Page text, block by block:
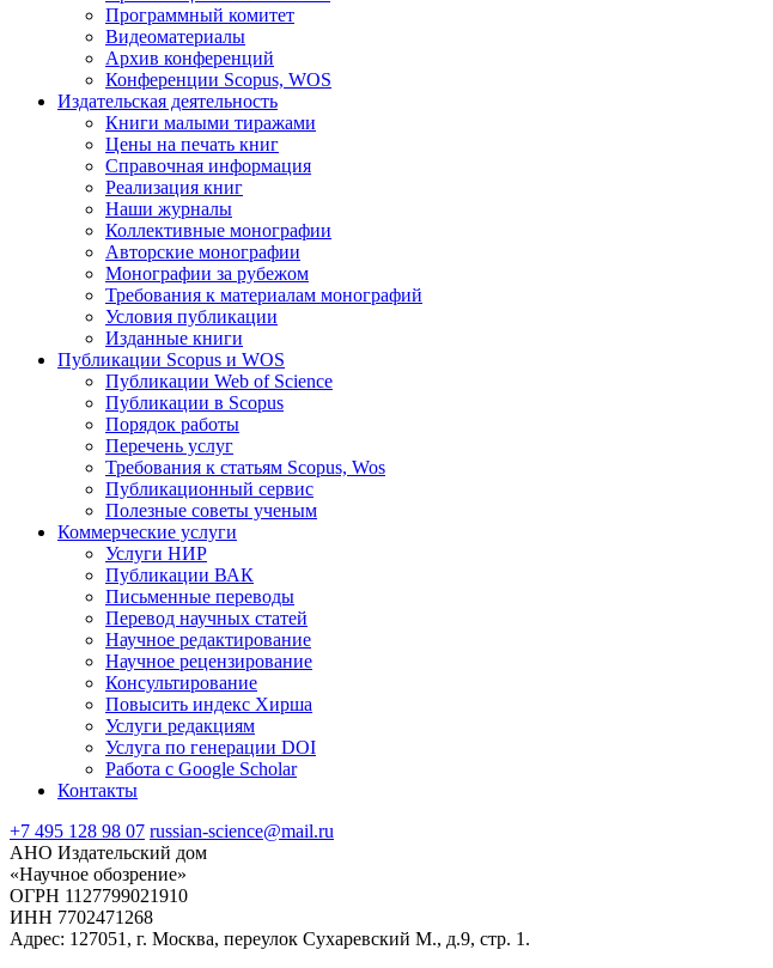
Программный комитет
Видеоматериалы
Архив конференций
Конференции Scopus, WOS
Издательская деятельность
Книги малыми тиражами
Цены на печать книг
Справочная информация
Реализация книг
Наши журналы
Коллективные монографии
Авторские монографии
Монографии за рубежом
Требования к материалам монографий
Условия публикации
Изданные книги
Публикации Scopus и WOS
Публикации Web of Science
Публикации в Scopus
Порядок работы
Перечень услуг
Требования к статьям Scopus, Wos
Публикационный сервис
Полезные советы ученым
Коммерческие услуги
Услуги НИР
Публикации ВАК
Письменные переводы
Перевод научных статей
Научное редактирование
Научное рецензирование
Консультирование
Повысить индекс Хирша
Услуги редакциям
Услуга по генерации DOI
Работа с Google Scholar
Контакты
+7 495 128 98 07 russian-science@mail.ru
АНО Издательский дом
«Научное обозрение»
ОГРН 1127799021910
ИНН 7702471268
Адрес: 127051, г. Москва, переулок Сухаревский М., д.9, стр. 1.